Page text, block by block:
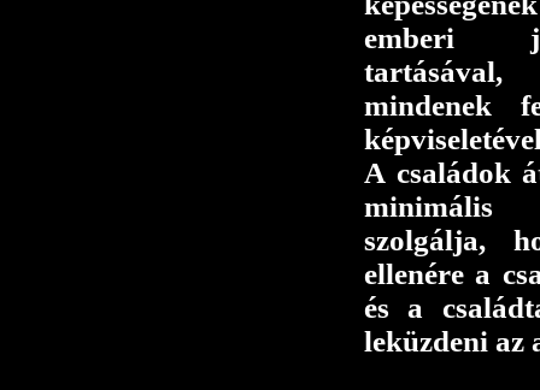
emberi
mindenek
A családok
minimális
szolgálja,
ellenére a
és a
leküzdeni az